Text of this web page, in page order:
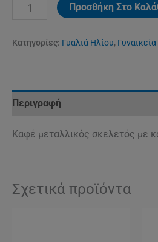
Προσθήκη Στο
Κατηγορίες: Γυαλιά Ηλίου, Γυναικεία
Περιγραφή
Καφέ μεταλλικός σκελετός με
Σχετικά προϊόντα